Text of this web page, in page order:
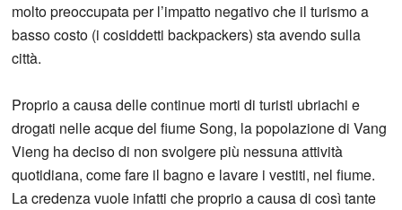
molto preoccupata per l’impatto negativo che il turismo a
basso costo (i cosiddetti backpackers) sta avendo sulla
città.
Proprio a causa delle continue morti di turisti ubriachi e
drogati nelle acque del fiume Song, la popolazione di Vang
Vieng ha deciso di non svolgere più nessuna attività
quotidiana, come fare il bagno e lavare i vestiti, nel fiume.
La credenza vuole infatti che proprio a causa di così tante